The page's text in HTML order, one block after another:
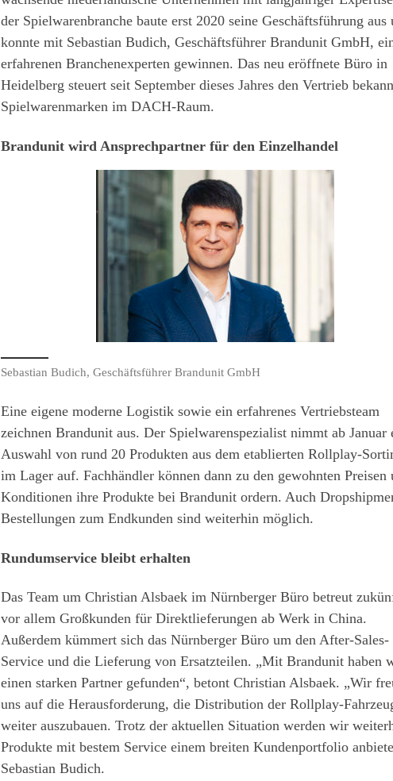
der Spielwarenbranche baute erst 2020 seine Geschäftsführung aus
konnte mit Sebastian Budich, Geschäftsführer Brandunit GmbH,
erfahrenen Branchenexperten gewinnen. Das neu eröffnete Büro in
Heidelberg steuert seit September dieses Jahres den Vertrieb
Spielwarenmarken im DACH-Raum.
Brandunit wird Ansprechpartner für den Einzelhandel
Sebastian Budich, Geschäftsführer Brandunit GmbH
Eine eigene moderne Logistik sowie ein erfahrenes Vertriebsteam
zeichnen Brandunit aus. Der Spielwarenspezialist nimmt ab Januar
Auswahl von rund 20 Produkten aus dem etablierten Rollplay-
im Lager auf. Fachhändler können dann zu den gewohnten Preisen
Konditionen ihre Produkte bei Brandunit ordern. Auch
Bestellungen zum Endkunden sind weiterhin möglich.
Rundumservice bleibt erhalten
Das Team um Christian Alsbaek im Nürnberger Büro betreut
vor allem Großkunden für Direktlieferungen ab Werk in China.
Außerdem kümmert sich das Nürnberger Büro um den After-Sales-
Service und die Lieferung von Ersatzteilen. „Mit Brandunit haben
einen starken Partner gefunden“, betont Christian Alsbaek. „Wir
uns auf die Herausforderung, die Distribution der Rollplay-
weiter auszubauen. Trotz der aktuellen Situation werden wir
Produkte mit bestem Service einem breiten Kundenportfolio
Sebastian Budich.